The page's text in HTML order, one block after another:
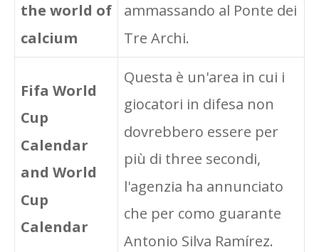
the world of
calcium
ammassando al Ponte dei
Tre Archi.
Fifa World
Cup
Calendar
and World
Cup
Calendar
Questa è un'area in cui i
giocatori in difesa non
dovrebbero essere per
più di three secondi,
l'agenzia ha annunciato
che per como guarante
Antonio Silva Ramírez.